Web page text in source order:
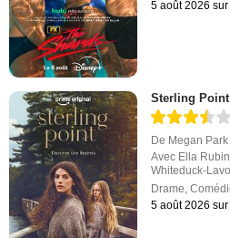
5 août 2026
Sterling Point
De Megan Park
Avec Ella Rubin
Whiteduck-
Drame ,
5 août 2026